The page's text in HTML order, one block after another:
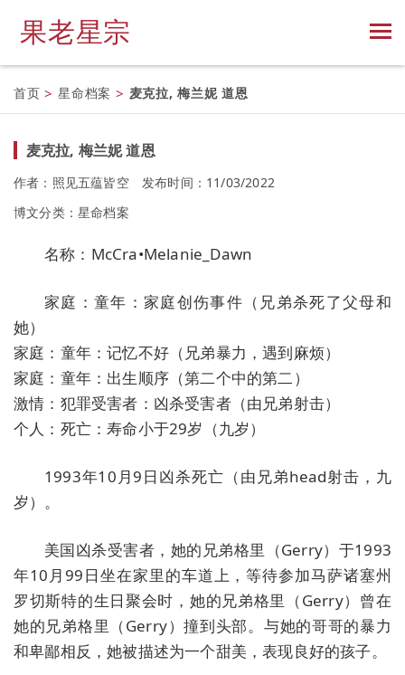
果老星宗
首页 > 星命档案 > 麦克拉, 梅兰妮 道恩
麦克拉, 梅兰妮 道恩
作者：照见五蕴皆空
发布时间：11/03/2022
博文分类： 星命档案
名称：McCra•Melanie_Dawn
家庭：童年：家庭创伤事件（兄弟杀死了父母和
她）
家庭：童年：记忆不好（兄弟暴力，遇到麻烦）
家庭：童年：出生顺序（第二个中的第二）
激情：犯罪受害者：凶杀受害者（由兄弟射击）
个人：死亡：寿命小于29岁（九岁）
1993年10月9日凶杀死亡（由兄弟head射击，九
岁）。
美国凶杀受害者，她的兄弟格里（Gerry）于1993
年10月99日坐在家里的车道上，等待参加马萨诸塞州
罗切斯特的生日聚会时，她的兄弟格里（Gerry）曾在
她的兄弟格里（Gerry）撞到头部。与她的哥哥的暴力
和卑鄙相反，她被描述为一个甜美，表现良好的孩子。